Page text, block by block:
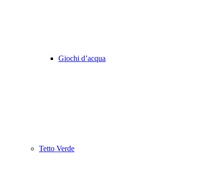
Giochi d’acqua
Tetto Verde